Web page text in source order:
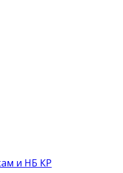
и НБ КР